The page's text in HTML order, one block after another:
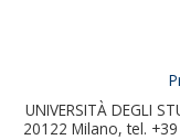
UNIVERSITÀ DEGLI
20122 Milano, tel.